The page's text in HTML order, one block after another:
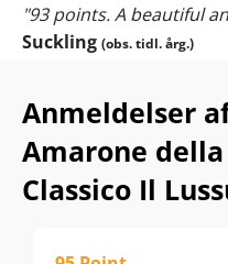
"93 points. A beautiful
Suckling (obs. tidl. årg.)
glass of an Amarone
what happened here" -
Søger du World-Class
til at lænse tegnedrengen
ofte udsolgt få timer efter,
Anmeldelser
Amarone
Classico Il